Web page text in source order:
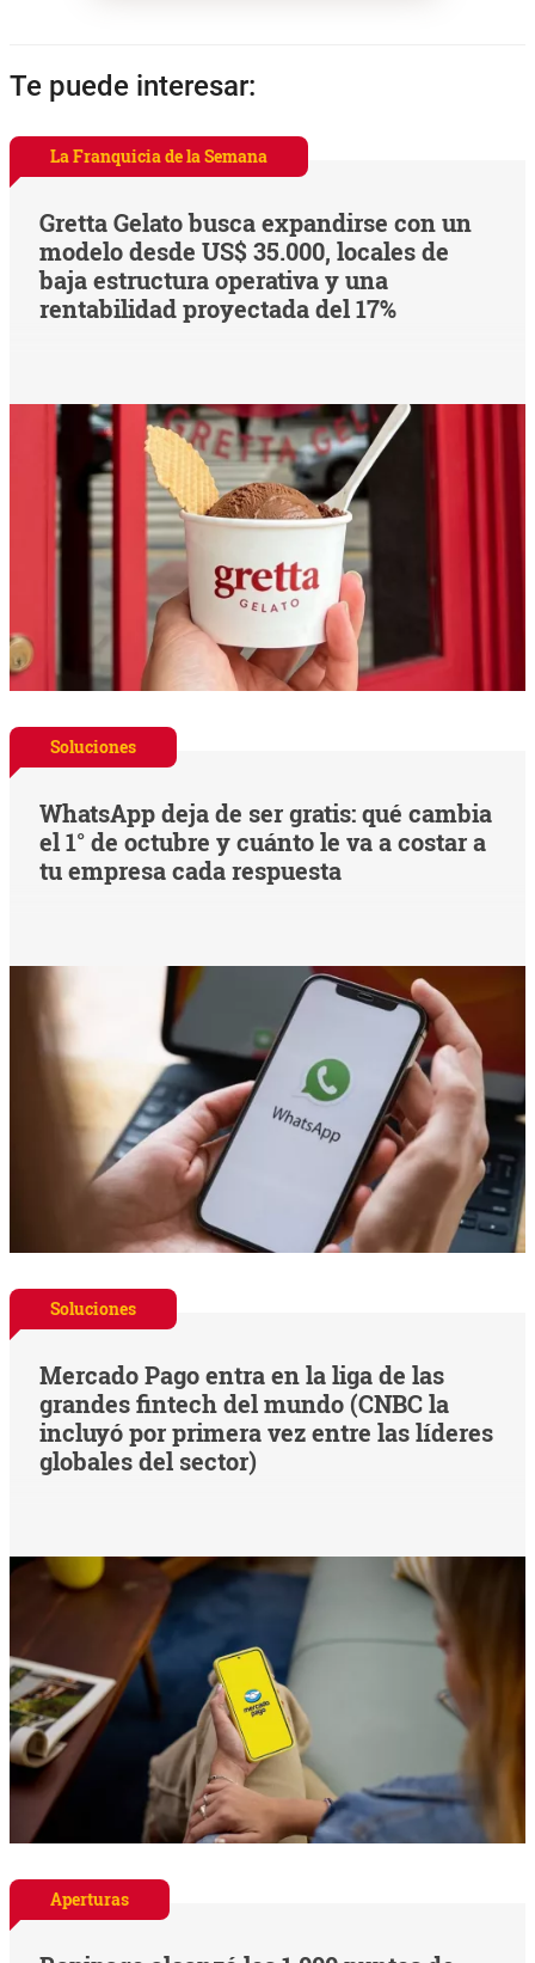
Te puede interesar:
La Franquicia de la Semana
Gretta Gelato busca expandirse con un
modelo desde US$ 35.000, locales de
baja estructura operativa y una
rentabilidad proyectada del 17%
Soluciones
WhatsApp deja de ser gratis: qué cambia
el 1° de octubre y cuánto le va a costar a
tu empresa cada respuesta
Soluciones
Mercado Pago entra en la liga de las
grandes fintech del mundo (CNBC la
incluyó por primera vez entre las líderes
globales del sector)
Aperturas